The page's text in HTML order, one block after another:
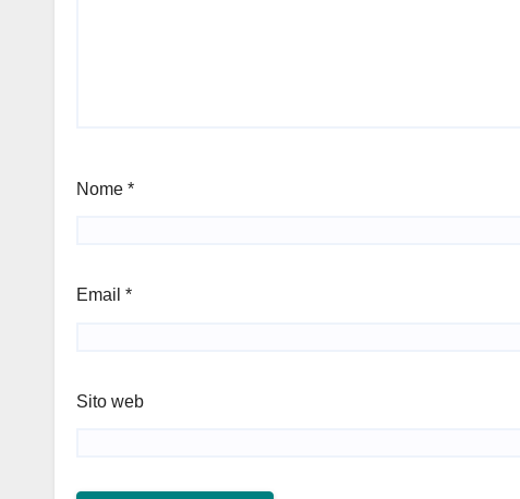
Nome *
Email *
Sito web